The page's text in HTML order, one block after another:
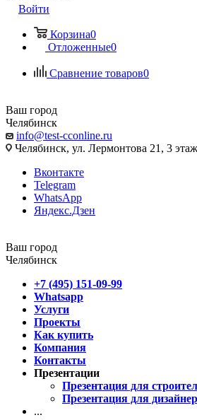
Войти
Корзина0
Отложенные0
Сравнение товаров0
Ваш город
Челябинск
info@test-cconline.ru
Челябинск, ул. Лермонтова 21, 3
Вконтакте
Telegram
WhatsApp
Яндекс.Дзен
Ваш город
Челябинск
+7 (495) 151-09-99
Whatsapp
Услуги
Проекты
Как купить
Компания
Контакты
Презентации
Презентация для
Презентация для
...